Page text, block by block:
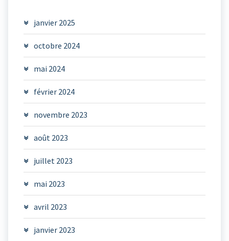
janvier 2025
octobre 2024
mai 2024
février 2024
novembre 2023
août 2023
juillet 2023
mai 2023
avril 2023
janvier 2023